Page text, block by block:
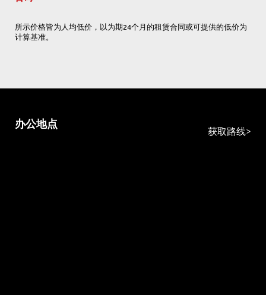
所示价格皆为人均低价，以为期24个月的租赁合同或可提供的低价为
计算基准。
办公地点
获取路线